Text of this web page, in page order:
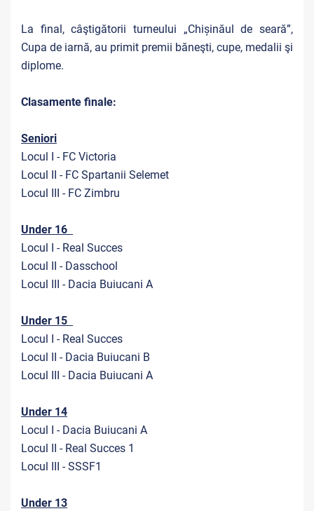
La final, câştigătorii turneului
„Chișinăul de seară”,
Cupa de iarnă, au primit premii băneşti, cupe, medalii şi
diplome.
Clasamente finale:
Seniori
Locul I - FC Victoria
Locul II - FC Spartanii Selemet
Locul III - FC Zimbru
Under 16
Locul I - Real Succes
Locul II - Dasschool
Locul III - Dacia Buiucani A
Under 15
Locul I - Real Succes
Locul II - Dacia Buiucani B
Locul III - Dacia Buiucani A
Under 14
Locul I - Dacia Buiucani A
Locul II - Real Succes 1
Locul III - SSSF1
Under 13